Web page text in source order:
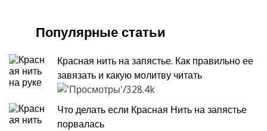
Популярные статьи
Красная нить на запястье. Как правильно ее
завязать и какую молитву читать
328.4k
Что делать если Красная Нить на запястье
порвалась